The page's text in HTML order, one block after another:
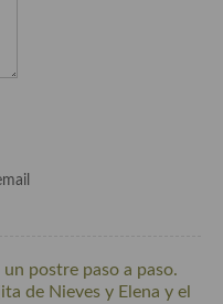
postre paso a paso.
de Nieves y Elena y el